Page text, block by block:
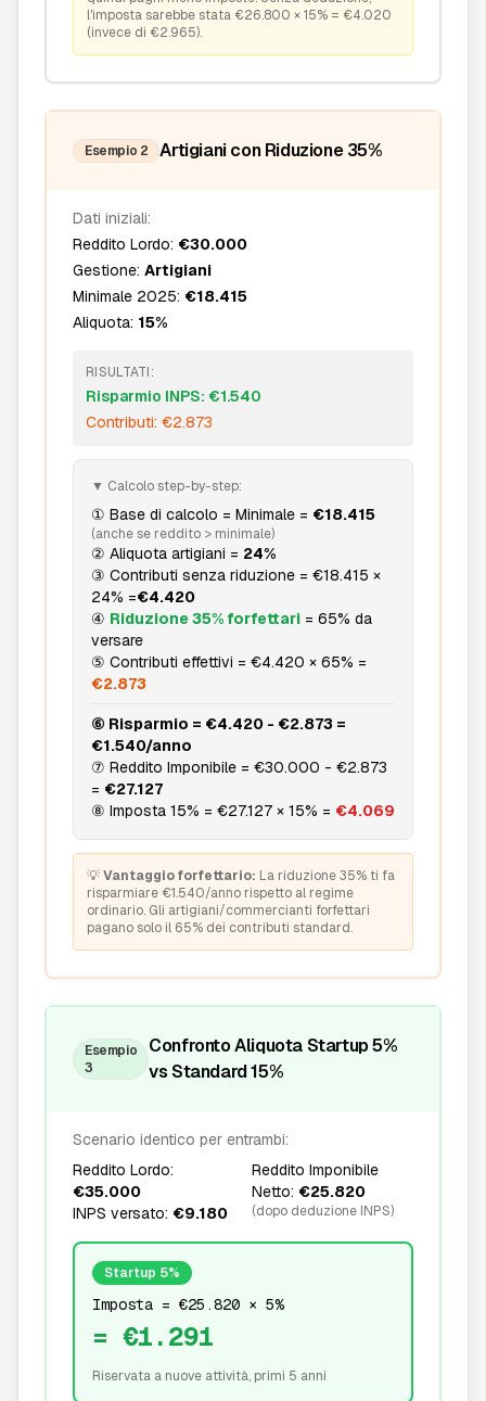
l'imposta sarebbe stata €26.800 × 15% = €4.020
(invece di €2.965).
Esempio 2 Artigiani con Riduzione 35%
Dati iniziali:
Reddito Lordo: €30.000
Gestione: Artigiani
Minimale 2025: €18.415
Aliquota: 15%
RISULTATI:
Risparmio INPS: €1.540
Contributi: €2.873
▼ Calcolo step-by-step:
① Base di calcolo = Minimale = €18.415
(anche se reddito > minimale)
② Aliquota artigiani = 24%
③ Contributi senza riduzione = €18.415 ×
24% =€4.420
④ Riduzione 35% forfettari = 65% da
versare
⑤ Contributi effettivi = €4.420 × 65% =
€2.873
⑥ Risparmio = €4.420 - €2.873 =
€1.540/anno
⑦ Reddito Imponibile = €30.000 - €2.873
= €27.127
⑧ Imposta 15% = €27.127 × 15% = €4.069
💡Vantaggio forfettario: La riduzione 35% ti fa
risparmiare €1.540/anno rispetto al regime
ordinario. Gli artigiani/commercianti forfettari
pagano solo il 65% dei contributi standard.
Esempio
3
Confronto Aliquota Startup 5%
vs Standard 15%
Scenario identico per entrambi:
Reddito Lordo:
€35.000
INPS versato: €9.180
Reddito Imponibile
Netto: €25.820
(dopo deduzione INPS)
Startup 5%
Imposta = €25.820 × 5%
= €1.291
Riservata a nuove attività, primi 5 anni